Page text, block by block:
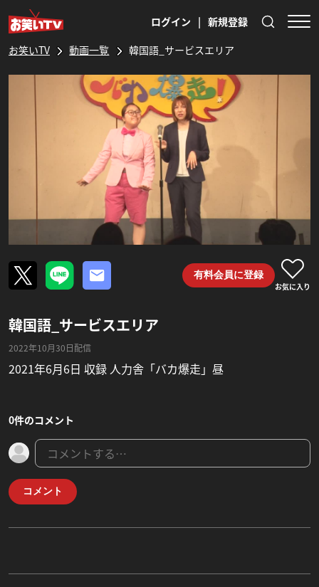
ログイン | 新規登録
お笑いTV 動画一覧 韓国語_サービスエリア
有料会員に登録
お気に入り
韓国語_サービスエリア
2022年10月30日配信
2021年6月6日 収録 人力舎「バカ爆走」昼
0件のコメント
コメント